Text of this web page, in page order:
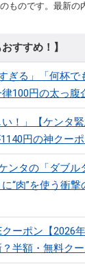
ものです。最新の
すすめ！】
ぎる」「何杯
100円の太っ腹
い！」【ケンタ
円の神クーポ
ンタの「ダブル
“肉”を使う衝
ーポン【2026
半額・無料ク